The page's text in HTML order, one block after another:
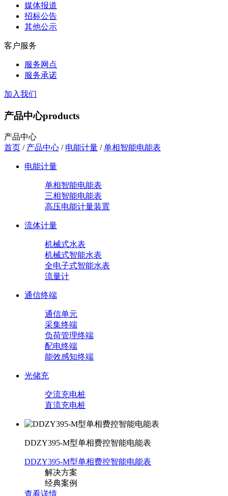
媒体报道
招标公告
其他公示
客户服务
服务网点
服务承诺
加入我们
产品中心products
产品中心
首页 / 产品中心 / 电能计量 /单相智能电能表
电能计量
单相智能电能表
三相智能电能表
高压电能计量装置
流体计量
机械式水表
机械式智能水表
全电子式智能水表
流量计
通信终端
通信单元
采集终端
负荷管理终端
配电终端
能效感知终端
光储充
交流充电桩
直流充电桩
DDZY395-M型单相费控智能电能表
DDZY395-M型单相费控智能电能表
解决方案
经典案例
查看详情